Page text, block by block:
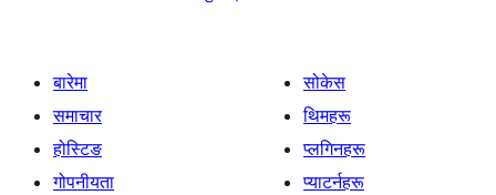
बारेमा
समाचार
होस्टिङ
गोपनीयता
सोकेस
थिमहरू
प्लगिनहरू
प्याटर्नहरू